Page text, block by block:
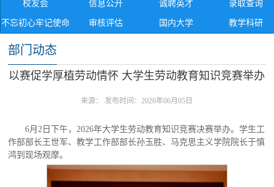
校友会 信息公开 诚聘英才 录取查询
不忘初心牢记使命 审核评估 国内大学 教学科研
部门动态
以赛促学厚植劳动情怀 大学生劳动教育知识竞赛举办
来源： 发布时间：2026年06月05日
6月2日下午，2026年大学生劳动教育知识竞赛决赛举办。学生工
作部部长王世军、教学工作部部长孙玉胜、马克思主义学院院长于慎
鸿到现场观摩。